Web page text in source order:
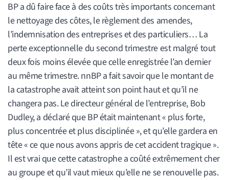
BP a dû faire face à des coûts très importants concernant
le nettoyage des côtes, le règlement des amendes,
l’indemnisation des entreprises et des particuliers… La
perte exceptionnelle du second trimestre est malgré tout
deux fois moins élevée que celle enregistrée l’an dernier
au même trimestre. nnBP a fait savoir que le montant de
la catastrophe avait atteint son point haut et qu’il ne
changera pas. Le directeur général de l’entreprise, Bob
Dudley, a déclaré que BP était maintenant « plus forte,
plus concentrée et plus disciplinée », et qu’elle gardera en
tête « ce que nous avons appris de cet accident tragique ».
Il est vrai que cette catastrophe a coûté extrêmement cher
au groupe et qu’il vaut mieux qu’elle ne se renouvelle pas.